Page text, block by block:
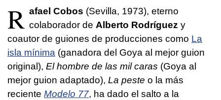
R afael Cobos (Sevilla, 1973), eterno
colaborador de Alberto Rodríguez y
coautor de guiones de producciones como La
isla mínima (ganadora del Goya al mejor guion
original), El hombre de las mil caras (Goya al
mejor guion adaptado), La peste o la más
reciente Modelo 77, ha dado el salto a la